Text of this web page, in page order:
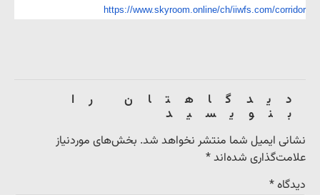
https://www.skyroom.online/ch/iiwfs.com/corridor
دیدگاهتان را
بنویسید
نشانی ایمیل شما منتشر نخواهد شد. بخش‌های موردنیاز
علامت‌گذاری شده‌اند*
دیدگاه*